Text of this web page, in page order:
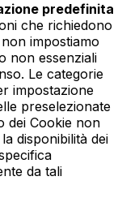
predefinita
che richiedono
impostiamo
non essenziali
Le categorie
impostazione
preselezionate
dei Cookie non
disponibilità dei
da tali